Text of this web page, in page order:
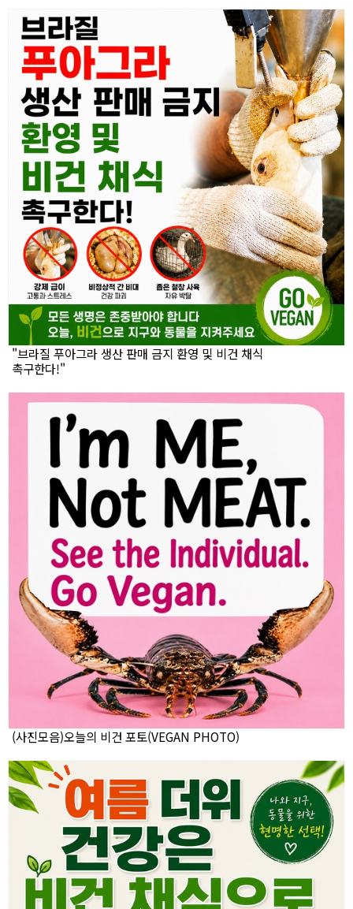
"브라질 푸아그라 생산 판매 금지 환영 및 비건 채식
촉구한다!"
(사진모음)오늘의 비건 포토(VEGAN PHOTO)